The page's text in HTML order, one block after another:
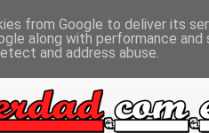
from Google to deliver its
along with performance
and address abuse.